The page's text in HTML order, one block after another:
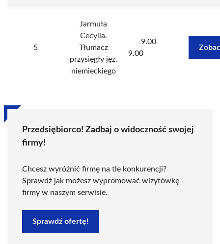
5
Jarmuła
Cecylia.
Tłumacz
przysięgły jęz.
niemieckiego
9.00
9.00
Przedsiębiorco! Zadbaj o widoczność swojej
firmy!
Chcesz wyróżnić firmę na tle konkurencji?
Sprawdź jak możesz wypromować wizytówkę
firmy w naszym serwisie.
Sprawdź ofertę!